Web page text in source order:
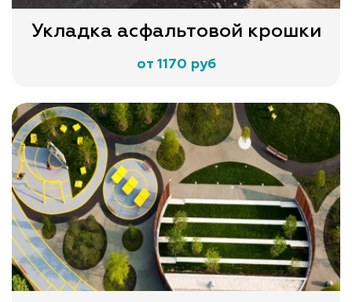
Укладка асфальтовой крошки
от 1170 руб